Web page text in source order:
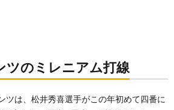
ツのミレニアム打線
ツは、松井秀喜選手がこの年初めて四番に